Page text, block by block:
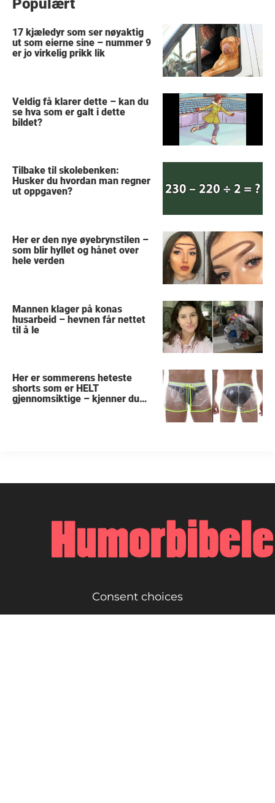
Populært
17 kjæledyr som ser nøyaktig
ut som eierne sine – nummer 9
er jo virkelig prikk lik
Veldig få klarer dette – kan du
se hva som er galt i dette
bildet?
Tilbake til skolebenken:
Husker du hvordan man regner
ut oppgaven?
Her er den nye øyebrynstilen –
som blir hyllet og hånet over
hele verden
Mannen klager på konas
husarbeid – hevnen får nettet
til å le
Her er sommerens heteste
shorts som er HELT
gjennomsiktige – kjenner du
Consent choices